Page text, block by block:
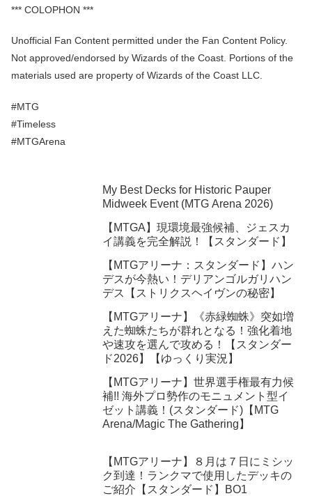
*** COLOPHON ***
Unofficial Fan Content permitted under the Fan Content Policy.
Not approved/endorsed by Wizards of the Coast. Portions of the
materials used are property of Wizards of the Coast LLC.
#MTG
#Timeless
#MTGArena
My Best Decks for Historic Pauper
Midweek Event (MTG Arena 2026)
【MTGA】現環境最強候補、ジェスカ
イ講義を完全解説！【スタンダード】
【MTGアリーナ：スタンダード】ハン
デスが今熱い！デリアンゴルガリハン
デス【ストリクスヘイヴンの秘密】
【MTGアリーナ】《赤緑蜘蛛》突如増
えた蜘蛛たちが群れとなる！強化着地
や速攻を選んで攻める！【スタンダー
ド2026】【ゆっくり実況】
【MTGアリーナ】世界選手権最有力候
補!! 海外プロ勢作のモニュメント型イ
ゼット講義！(スタンダード)【MTG
Arena/Magic The Gathering】
【MTGアリーナ】８月は７日にミシッ
ク到達！ランクマで使用したデッキの
ご紹介【スタンダード】BO1